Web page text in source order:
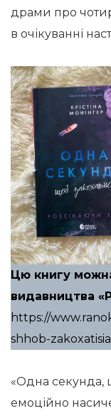
драми про
в очікуванні
Цю книгу
видавництва
https://
shhob-
«Одна секунда,
емоційно